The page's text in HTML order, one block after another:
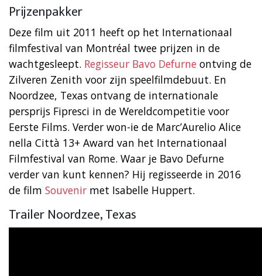
Prijzenpakker
Deze film uit 2011 heeft op het Internationaal
filmfestival van Montréal twee prijzen in de
wachtgesleept. Regisseur Bavo Defurne ontving de
Zilveren Zenith voor zijn speelfilmdebuut. En
Noordzee, Texas ontvang de internationale
persprijs Fipresci in de Wereldcompetitie voor
Eerste Films. Verder won-ie de Marc’Aurelio Alice
nella Città 13+ Award van het Internationaal
Filmfestival van Rome. Waar je Bavo Defurne
verder van kunt kennen? Hij regisseerde in 2016
de film Souvenir met Isabelle Huppert.
Trailer Noordzee, Texas